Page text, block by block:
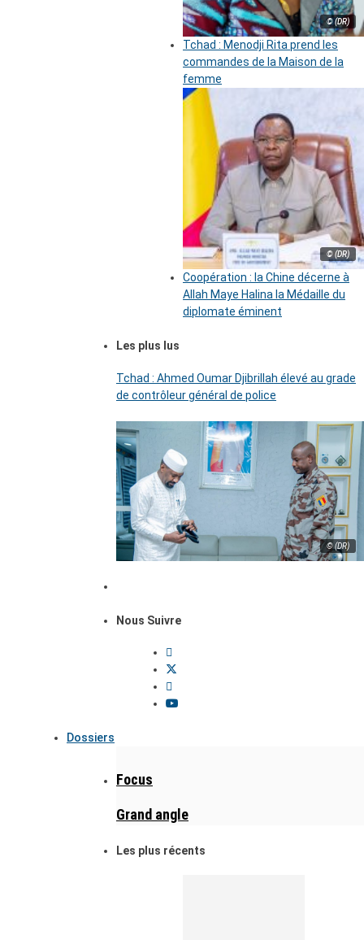
© (DR)
Tchad : Menodji Rita prend les
commandes de la Maison de la
femme
© (DR)
Coopération : la Chine décerne à
Allah Maye Halina la Médaille du
diplomate éminent
Les plus lus
Tchad : Ahmed Oumar Djibrillah élevé au grade
de contrôleur général de police
© (DR)
Nous Suivre
Dossiers
Focus
Grand angle
Les plus récents